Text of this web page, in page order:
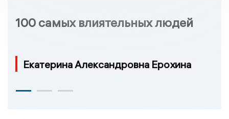
100 самых влиятельных людей
Екатерина Александровна Ерохина